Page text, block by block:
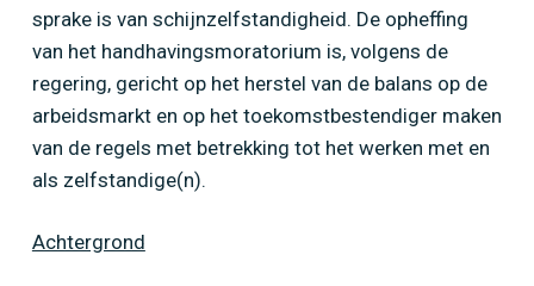
sprake is van schijnzelfstandigheid. De opheffing
van het handhavingsmoratorium is, volgens de
regering, gericht op het herstel van de balans op de
arbeidsmarkt en op het toekomstbestendiger maken
van de regels met betrekking tot het werken met en
als zelfstandige(n).
Achtergrond